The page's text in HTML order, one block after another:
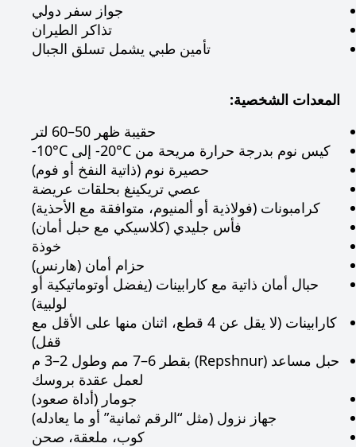
جواز سفر دولي
تذاكر الطيران
تأمين طبي يشمل تسلق الجبال
المعدات الشخصية:
حقيبة ظهر 50–60 لتر
كيس نوم بدرجة حرارة مريحة من ‎-20°C‎ إلى ‎-10°C‎
حصيرة نوم (ذاتية النفخ أو فوم)
عصي تريكينغ بحلقات عريضة
كرامبونات (فولاذية أو ألمنيوم، متوافقة مع الأحذية)
فأس جليدي (كلاسيكي مع حبل أمان)
خوذة
حزام أمان (هارنس)
حبال أمان ذاتية مع كارابينات (يفضل أوتوماتيكية أو
لولبية)
كارابينات (لا يقل عن 4 قطع، اثنان منها على الأقل مع
قفل)
حبل مساعد (Repshnur) بقطر 6–7 مم وطول 2–3 م
لعمل عقدة بروسك
جومار (أداة صعود)
جهاز نزول (مثل “الرقم ثمانية” أو ما يعادله)
كوب، ملعقة، صحن